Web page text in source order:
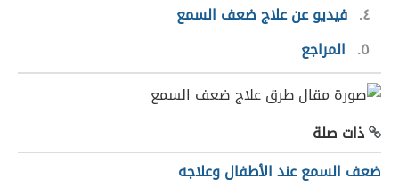
٤ فيديو عن علاج ضعف السمع
٥
المراجع
ذات صلة
ضعف السمع عند الأطفال وعلاجه